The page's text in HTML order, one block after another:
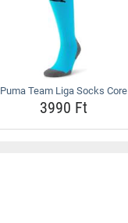
Puma Team Liga Socks Core
3990 Ft